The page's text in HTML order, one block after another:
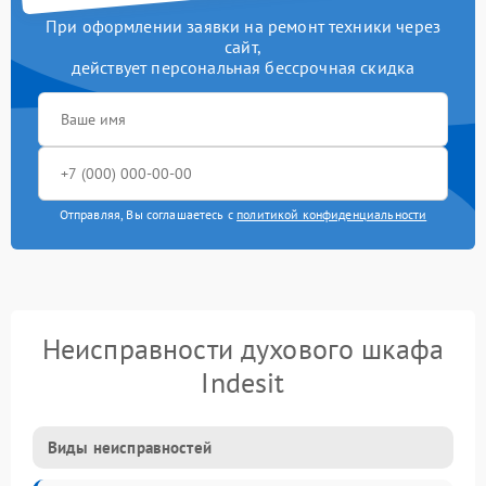
При оформлении заявки на ремонт техники через
сайт,
действует персональная бессрочная скидка
Отправляя, Вы соглашаетесь с политикой конфиденциальности
Неисправности духового шкафа
Indesit
Виды неисправностей